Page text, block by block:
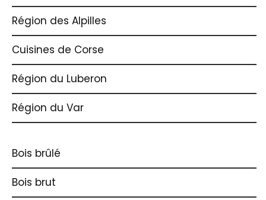
Région des Alpilles
Cuisines de Corse
Région du Luberon
Région du Var
Bois brûlé
Bois brut